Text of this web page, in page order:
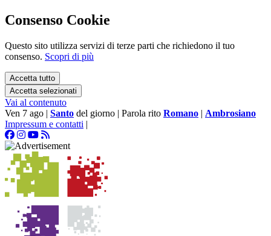
Consenso Cookie
Questo sito utilizza servizi di terze parti che richiedono il tuo
consenso. Scopri di più
Accetta tutto
Accetta selezionati
Vai al contenuto
Ven 7 ago | Santo del giorno | Parola rito Romano | Ambrosiano
Impressum e contatti |